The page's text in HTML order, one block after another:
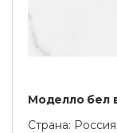
Моделло бел
Страна: Россия